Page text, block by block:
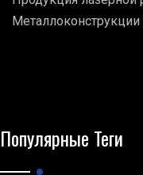
Популярные Теги